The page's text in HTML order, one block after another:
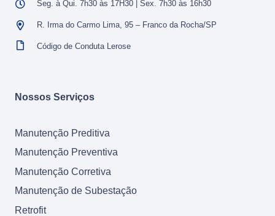
Seg. à Qui. 7h30 às 17H30 | Sex. 7h30 às 16h30
R. Irma do Carmo Lima, 95 – Franco da Rocha/SP
Código de Conduta Lerose
Nossos Serviços
Manutenção Preditiva
Manutenção Preventiva
Manutenção Corretiva
Manutenção de Subestação
Retrofit